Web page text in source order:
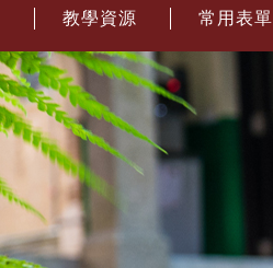
教學資源 常用表單